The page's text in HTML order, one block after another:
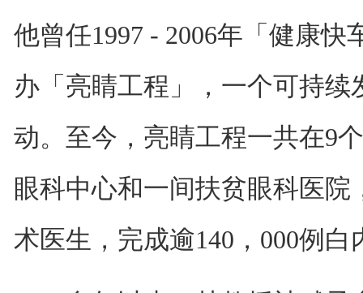
他曾任1997 - 2006年「健康快
办「亮睛工程」，一个可持
动。至今，亮睛工程一共在9
眼科中心和一间扶贫眼科医院
术医生，完成逾140，000例白